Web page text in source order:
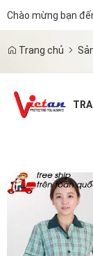
Chào mừng bạn
Trang chủ